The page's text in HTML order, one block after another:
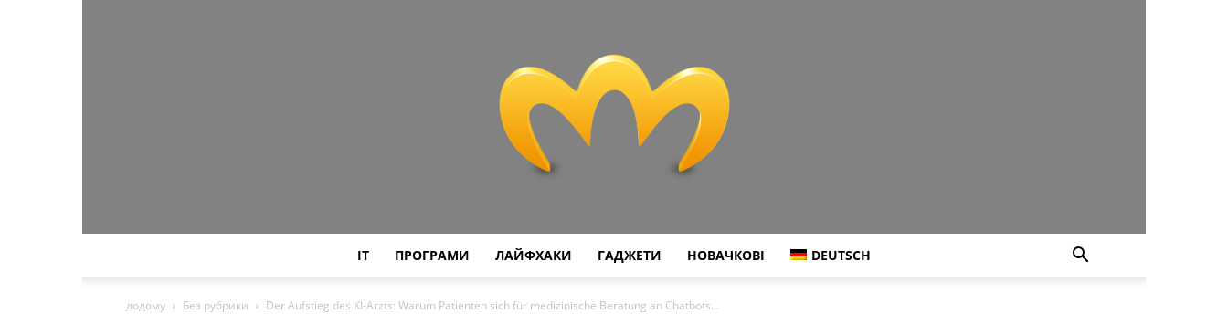
IT ПРОГРАМИ ЛАЙФХАКИ ГАДЖЕТИ НОВАЧКОВІ DEUTSCH
додому Без рубрики Der Aufstieg des KI-Arzts: Warum Patienten sich für medizinische Beratung an Chatbots...